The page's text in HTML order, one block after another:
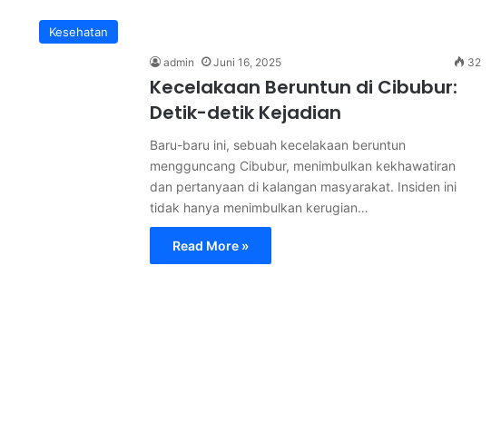
Kesehatan
admin Juni 16, 2025 32
Kecelakaan Beruntun di Cibubur:
Detik-detik Kejadian
Baru-baru ini, sebuah kecelakaan beruntun
mengguncang Cibubur, menimbulkan kekhawatiran
dan pertanyaan di kalangan masyarakat. Insiden ini
tidak hanya menimbulkan kerugian…
Read More »